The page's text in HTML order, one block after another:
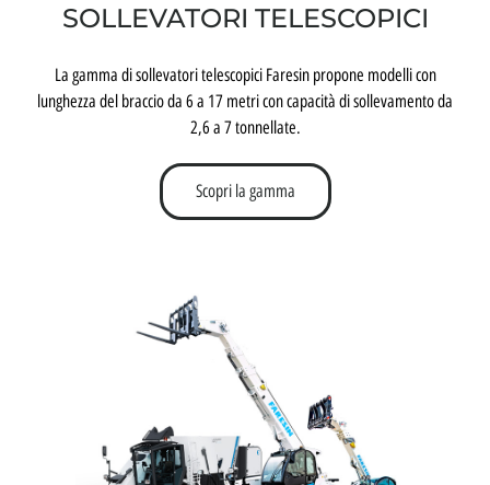
SOLLEVATORI TELESCOPICI
La gamma di sollevatori telescopici Faresin propone modelli con
lunghezza del braccio da 6 a 17 metri con capacità di sollevamento da
2,6 a 7 tonnellate.
Scopri la gamma